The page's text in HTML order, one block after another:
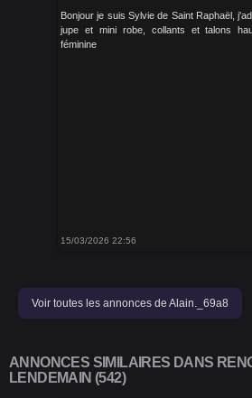
Bonjour je suis Sylvie de Saint Raphaël,
jupe et mini robe, collants et talons
féminine
15/03/2026 22:56
Voir toutes les annonces de Alain._69a8
ANNONCES SIMILAIRES DANS
LENDEMAIN (542)